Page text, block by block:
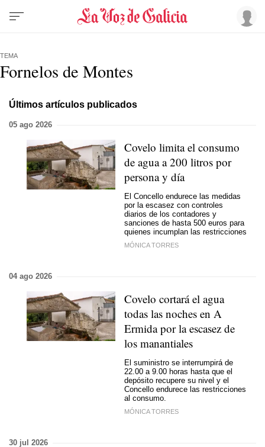
TEMA
Fornelos de Montes
Últimos artículos publicados
05 ago 2026
Covelo limita el consumo
de agua a 200 litros por
persona y día
El Concello endurece las medidas
por la escasez con controles
diarios de los contadores y
sanciones de hasta 500 euros para
quienes incumplan las restricciones
MÓNICA TORRES
04 ago 2026
Covelo cortará el agua
todas las noches en A
Ermida por la escasez de
los manantiales
El suministro se interrumpirá de
22.00 a 9.00 horas hasta que el
depósito recupere su nivel y el
Concello endurece las restricciones
al consumo.
MÓNICA TORRES
30 jul 2026